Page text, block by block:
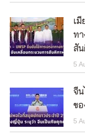
เมี
ทา
สั
5
จี
ข
5